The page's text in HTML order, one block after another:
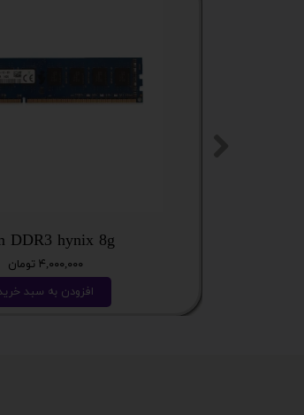
DDR3 hynix 8g
۴,۰۰۰,۰۰۰ تومان
افزودن به سبد